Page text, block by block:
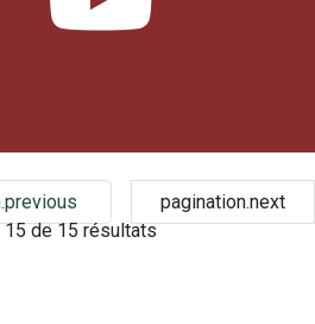
pagination.next
15de15résultats